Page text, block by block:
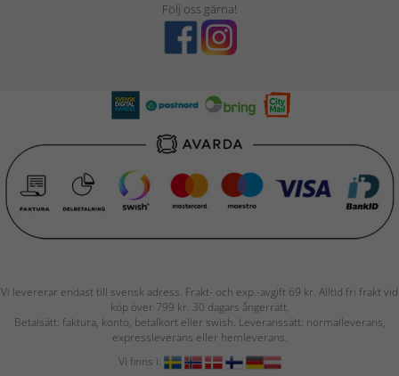
Följ oss gärna!
Vi levererar endast till svensk adress. Frakt- och exp.-avgift 69 kr. Alltid fri frakt vid
köp över 799 kr. 30 dagars ångerrätt.
Betalsätt: faktura, konto, betalkort eller swish. Leveranssätt: normalleverans,
expressleverans eller hemleverans.
Vi finns i: